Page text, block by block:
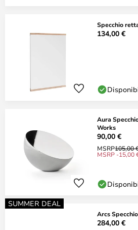
Specchio
134,00 €
Aura
Works
90,00 €
MSRP105,00
MSRP -15,00
SUMMER DEAL
Arcs
284,00 €